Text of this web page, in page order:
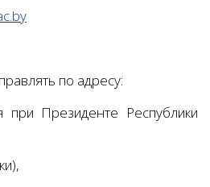
по адресу:
при Президенте Республики